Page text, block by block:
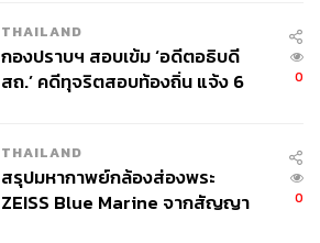
THAILAND
กองปราบฯ สอบเข้ม ‘อดีตอธิบดี
สถ.’ คดีทุจริตสอบท้องถิ่น แจ้ง 6
0
THAILAND
สรุปมหากาพย์กล้องส่องพระ
ZEISS Blue Marine จากสัญญา
0